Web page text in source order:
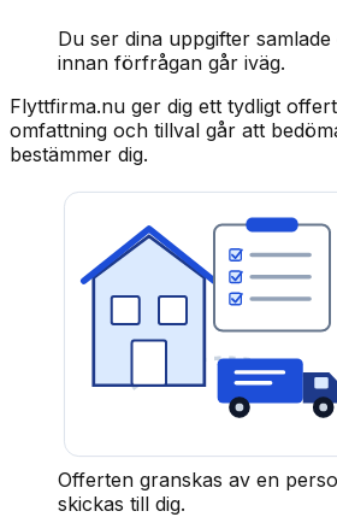
Du ser dina uppgifter
innan förfrågan går iväg.
Flyttfirma.nu ger dig ett tydligt
omfattning och tillval går att
bestämmer dig.
Offerten granskas av en
skickas till dig.